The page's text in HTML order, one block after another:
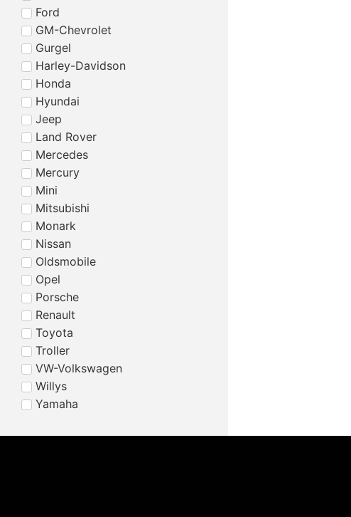
Ford
GM-Chevrolet
Gurgel
Harley-Davidson
Honda
Hyundai
Jeep
Land Rover
Mercedes
Mercury
Mini
Mitsubishi
Monark
Nissan
Oldsmobile
Opel
Porsche
Renault
Toyota
Troller
VW-Volkswagen
Willys
Yamaha